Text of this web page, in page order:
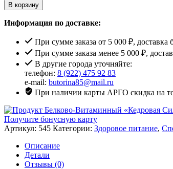
В корзину
Информация по доставке:
При сумме заказа от 5 000 ₽, доставка
При сумме заказа менее 5 000 ₽,
В другие города уточняйте:
телефон: 8 (922) 475 92 83
e-mail: butorina85@mail.ru
При наличии карты АРГО скидка на
Получите бонусную карту
Артикул: 545 Категории: Здоровое питание,
Описание
Детали
Отзывы (0)